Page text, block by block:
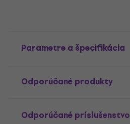
Parametre a špecifikácia
Odporúčané produkty
Odporúčané príslušenstvo